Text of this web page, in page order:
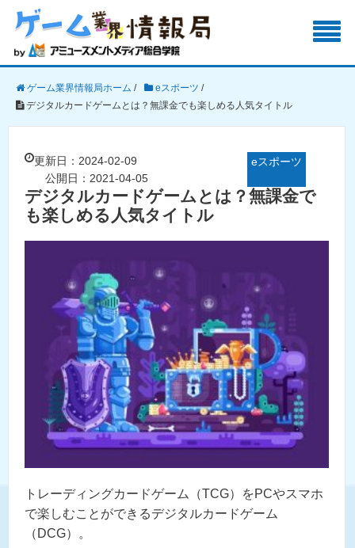
ゲーム業界情報局ホーム / eスポーツ /
デジタルカードゲームとは？無課金でも楽しめる人気タイトル
更新日：2024-02-09
公開日：2021-04-05
eスポーツ
デジタルカードゲームとは？無課金で
も楽しめる人気タイトル
トレーディングカードゲーム（TCG）をPCやスマホ
で楽しむことができるデジタルカードゲーム
（DCG）。